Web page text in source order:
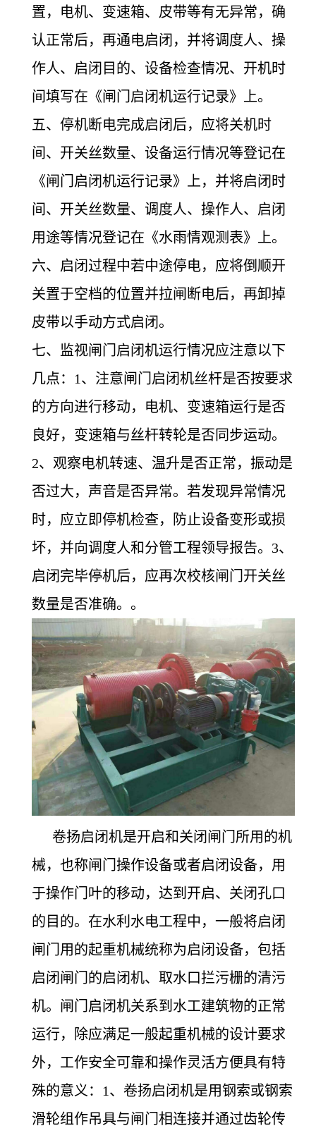
置，电机、变速箱、皮带等有无异常，确
认正常后，再通电启闭，并将调度人、操
作人、启闭目的、设备检查情况、开机时
间填写在《闸门启闭机运行记录》上。
五、停机断电完成启闭后，应将关机时
间、开关丝数量、设备运行情况等登记在
《闸门启闭机运行记录》上，并将启闭时
间、开关丝数量、调度人、操作人、启闭
用途等情况登记在《水雨情观测表》上。
六、启闭过程中若中途停电，应将倒顺开
关置于空档的位置并拉闸断电后，再卸掉
皮带以手动方式启闭。
七、监视闸门启闭机运行情况应注意以下
几点：1、注意闸门启闭机丝杆是否按要求
的方向进行移动，电机、变速箱运行是否
良好，变速箱与丝杆转轮是否同步运动。
2、观察电机转速、温升是否正常，振动是
否过大，声音是否异常。若发现异常情况
时，应立即停机检查，防止设备变形或损
坏，并向调度人和分管工程领导报告。3、
启闭完毕停机后，应再次校核闸门开关丝
数量是否准确。 。
卷扬启闭机是开启和关闭闸门所用的机
械，也称闸门操作设备或者启闭设备，用
于操作门叶的移动，达到开启、关闭孔口
的目的。在水利水电工程中，一般将启闭
闸门用的起重机械统称为启闭设备，包括
启闭闸门的启闭机、取水口拦污栅的清污
机。闸门启闭机关系到水工建筑物的正常
运行，除应满足一般起重机械的设计要求
外，工作安全可靠和操作灵活方便具有特
殊的意义： 1、卷扬启闭机是用钢索或钢索
滑轮组作吊具与闸门相连接并通过齿轮传